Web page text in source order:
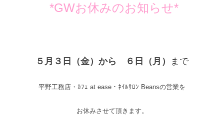
*GWお休みのお知らせ*
５月３日（金）から ６日（月） まで
平野工務店・ｶﾌｪ at ease・ﾈｲﾙｻﾛﾝ Beansの営業を
お休みさせて頂きます。